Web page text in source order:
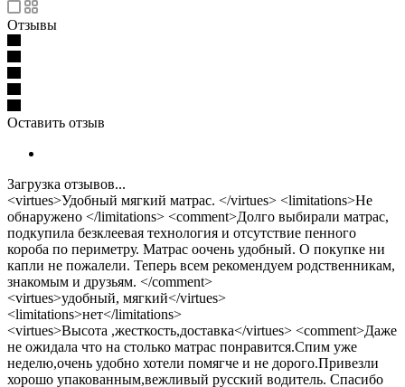
Отзывы
Оставить отзыв
Загрузка отзывов...
<virtues>Удобный мягкий матрас. </virtues> <limitations>Не
обнаружено </limitations> <comment>Долго выбирали матрас,
подкупила безклеевая технология и отсутствие пенного
короба по периметру. Матрас оочень удобный. О покупке ни
капли не пожалели. Теперь всем рекомендуем родственникам,
знакомым и друзьям. </comment>
<virtues>удобный, мягкий</virtues>
<limitations>нет</limitations>
<virtues>Высота ,жесткость,доставка</virtues> <comment>Даже
не ожидала что на столько матрас понравится.Спим уже
неделю,очень удобно хотели помягче и не дорого.Привезли
хорошо упакованным,вежливый русский водитель. Спасибо